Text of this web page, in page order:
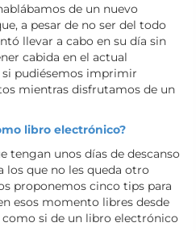
de un nuevo
a pesar de no ser del todo
llevar a cabo en su día sin
cabida en el actual
si pudiésemos imprimir
mientras disfrutamos de un
libro electrónico?
tengan unos días de descanso
los que no les queda otro
proponemos cinco tips para
esos momento libres desde
si de un libro electrónico